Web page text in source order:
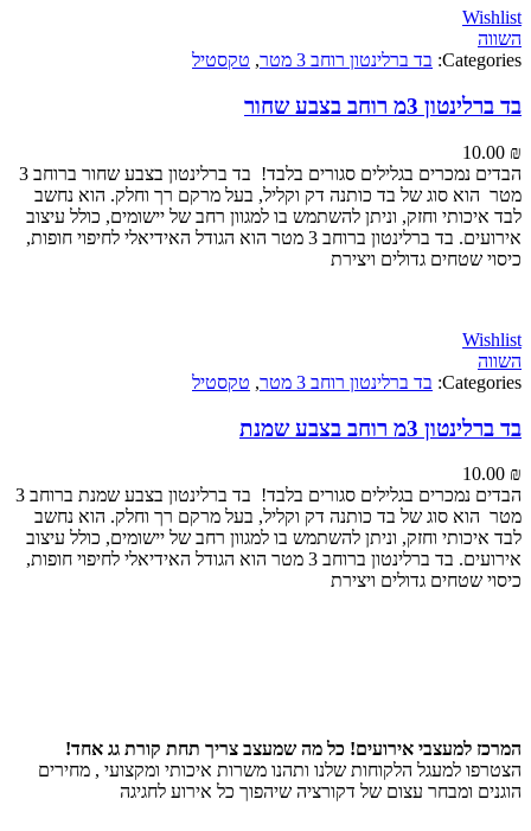
בד ברלינטון רוחב 3 מטר ,טקסטיל
3מ רוחב בצבע שחור
הבדים נמכרים בגלילים סגורים בלבד! בד ברלינטון בצבע שחור ברוחב 3
סוג של בד כותנה דק וקליל, בעל מרקם רך וחלק. הוא נחשב
וחזק, וניתן להשתמש בו למגוון רחב של יישומים, כולל עיצוב
אירועים. בד ברלינטון ברוחב 3 מטר הוא הגודל האידיאלי לחיפוי חופות,
שטחים גדולים ויצירת
בד ברלינטון רוחב 3 מטר ,טקסטיל
3מ רוחב בצבע שמנת
הבדים נמכרים בגלילים סגורים בלבד! בד ברלינטון בצבע שמנת ברוחב 3
סוג של בד כותנה דק וקליל, בעל מרקם רך וחלק. הוא נחשב
וחזק, וניתן להשתמש בו למגוון רחב של יישומים, כולל עיצוב
אירועים. בד ברלינטון ברוחב 3 מטר הוא הגודל האידיאלי לחיפוי חופות,
שטחים גדולים ויצירת
למעצבי אירועים! כל מה שמעצב צריך תחת קורת גג אחד!
למעגל הלקוחות שלנו ותהנו משרות איכותי ומקצועי , מחירים
ומבחר עצום של דקורציה שיהפוך כל אירוע לחגיגה